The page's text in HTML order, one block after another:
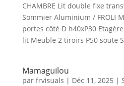
CHAMBRE Lit double fixe
Sommier Aluminium / FROLI
portes côté D h40xP30
lit Meuble 2 tiroirs P50 soute
Mamaguilou
par frvisuals | Déc 11, 2025 |